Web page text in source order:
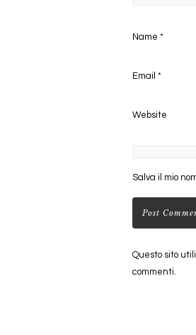
Name *
Email *
Website
Salva il mio
Questo sito
commenti.